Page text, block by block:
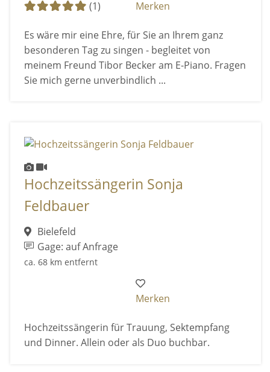
(1) Merken
Es wäre mir eine Ehre, für Sie an Ihrem ganz
besonderen Tag zu singen - begleitet von
meinem Freund Tibor Becker am E-Piano. Fragen
Sie mich gerne unverbindlich ...
Hochzeitssängerin Sonja
Feldbauer
Bielefeld
Gage: auf Anfrage
ca. 68 km entfernt
Merken
Hochzeitssängerin für Trauung, Sektempfang
und Dinner. Allein oder als Duo buchbar.